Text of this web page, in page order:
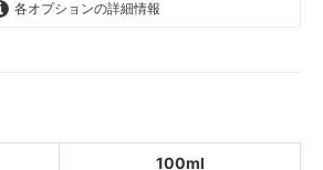
各オプションの詳細情報
100ml